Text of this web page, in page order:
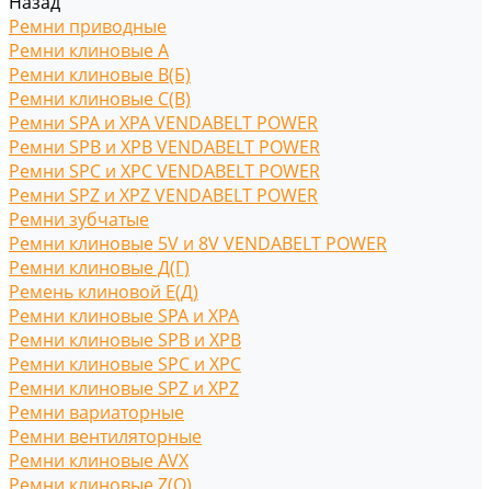
Ремни приводные
Ремни клиновые A
Ремни клиновые В(Б)
Ремни клиновые С(B)
Ремни SPA и XPA VENDABELT POWER
Ремни SPB и XPB VENDABELT POWER
Ремни SPC и XPC VENDABELT POWER
Ремни SPZ и XPZ VENDABELT POWER
Ремни зубчатые
Ремни клиновые 5V и 8V VENDABELT POWER
Ремни клиновые Д(Г)
Ремень клиновой Е(Д)
Ремни клиновые SPA и XPA
Ремни клиновые SPB и XPB
Ремни клиновые SPC и XPC
Ремни клиновые SPZ и XPZ
Ремни вариаторные
Ремни вентиляторные
Ремни клиновые AVX